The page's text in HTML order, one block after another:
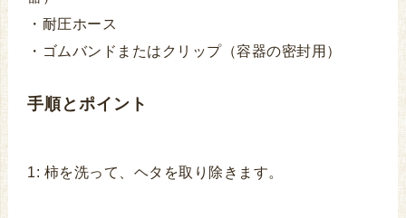
・耐圧ホース
・ゴムバンドまたはクリップ（容器の密封用）
手順とポイント
1: 柿を洗って、ヘタを取り除きます。